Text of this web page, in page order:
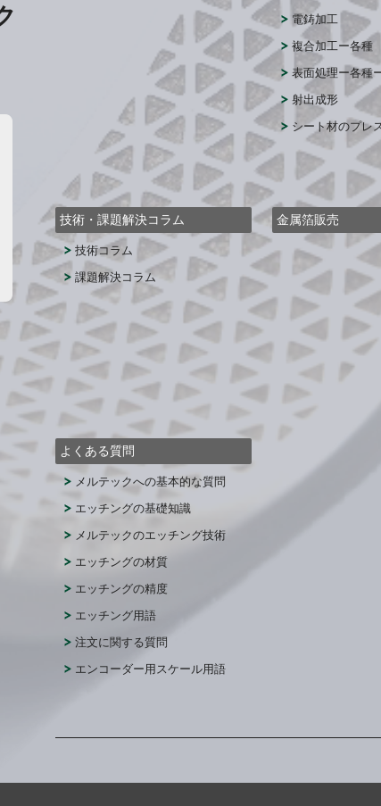
電鋳加工
複合加工ー各種
表面処理ー各種
射出成形
シート材のプレ
技術・課題解決コラム
技術コラム
課題解決コラム
金属箔販売
よくある質問
メルテックへの基本的な質問
エッチングの基礎知識
メルテックのエッチング技術
エッチングの材質
エッチングの精度
エッチング用語
注文に関する質問
エンコーダー用スケール用語